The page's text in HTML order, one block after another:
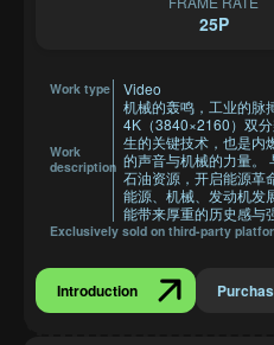
25P
Work type Video
Work
description
机械的轰鸣，工业的脉
4K（3840×2160）双
生的关键技术，也是内
的声音与机械的力量。
石油资源，开启能源革
能源、机械、发动机发
能带来厚重的历史感与
Exclusively sold on third-party
Introduction